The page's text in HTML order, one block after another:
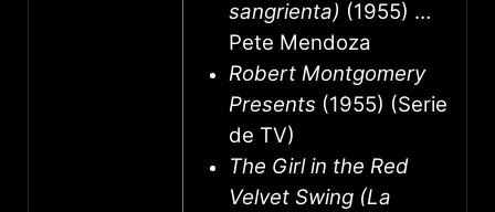
sangrienta) (1955) …
Pete Mendoza
Robert Montgomery
Presents (1955) (Serie
de TV)
The Girl in the Red
Velvet Swing (La